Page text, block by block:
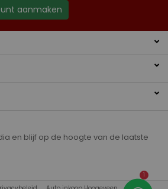
aanmaken
en blijf op de hoogte van de laatste
1